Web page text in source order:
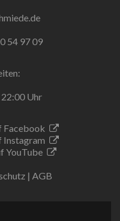
54 97 09
Uhr
Facebook
Instagram
YouTube
| AGB